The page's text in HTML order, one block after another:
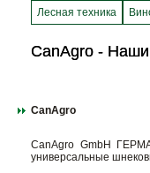
Лесная техника
CanAgro -
CanAgro -
CanAgro
CanAgro GmbH
универсальные